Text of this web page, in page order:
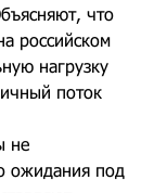
что
российском
нагрузку
поток
не
ожидания под